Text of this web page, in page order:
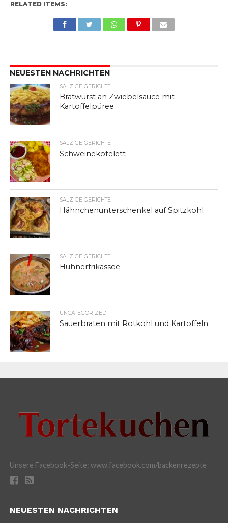
RELATED ITEMS:
NEUESTEN NACHRICHTEN
SALZIGE GERICHTE
Bratwurst an Zwiebelsauce mit
Kartoffelpüree
SALZIGE GERICHTE
Schweinekotelett
SALZIGE GERICHTE
Hähnchenunterschenkel auf Spitzkohl
SALZIGE GERICHTE
Hühnerfrikassee
UNCATEGORIZED
Sauerbraten mit Rotkohl und Kartoffeln
Unsere Facebook-Seite: www.facebook.com/backenrezepte
NEUESTEN NACHRICHTEN